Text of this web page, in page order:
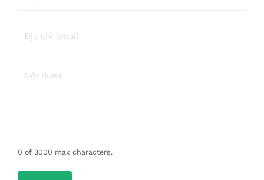
0 of 3000 max characters.